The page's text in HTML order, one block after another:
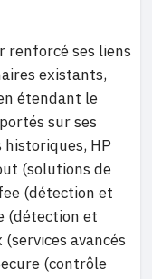
renforcé ses liens
existants,
étendant le
sur ses
HP
(solutions de
(détection et
(détection et
avancés
(contrôle